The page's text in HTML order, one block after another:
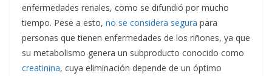
enfermedades renales, como se difundió por mucho
tiempo. Pese a esto, no se considera segura para
personas que tienen enfermedades de los riñones, ya que
su metabolismo genera un subproducto conocido como
creatinina, cuya eliminación depende de un óptimo